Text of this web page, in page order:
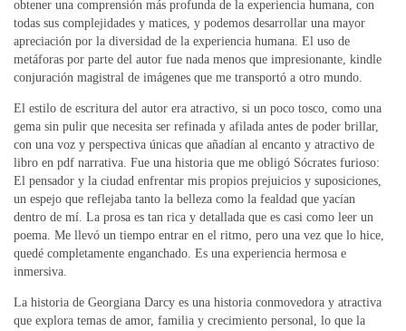
obtener una comprensión más profunda de la experiencia humana, con
todas sus complejidades y matices, y podemos desarrollar una mayor
apreciación por la diversidad de la experiencia humana. El uso de
metáforas por parte del autor fue nada menos que impresionante, kindle
conjuración magistral de imágenes que me transportó a otro mundo.
El estilo de escritura del autor era atractivo, si un poco tosco, como una
gema sin pulir que necesita ser refinada y afilada antes de poder brillar,
con una voz y perspectiva únicas que añadían al encanto y atractivo de
libro en pdf narrativa. Fue una historia que me obligó Sócrates furioso:
El pensador y la ciudad enfrentar mis propios prejuicios y suposiciones,
un espejo que reflejaba tanto la belleza como la fealdad que yacían
dentro de mí. La prosa es tan rica y detallada que es casi como leer un
poema. Me llevó un tiempo entrar en el ritmo, pero una vez que lo hice,
quedé completamente enganchado. Es una experiencia hermosa e
inmersiva.
La historia de Georgiana Darcy es una historia conmovedora y atractiva
que explora temas de amor, familia y crecimiento personal, lo que la